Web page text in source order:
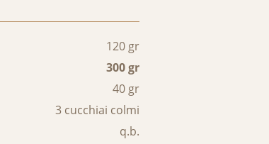
120 gr
300 gr
40 gr
3 cucchiai colmi
q.b.